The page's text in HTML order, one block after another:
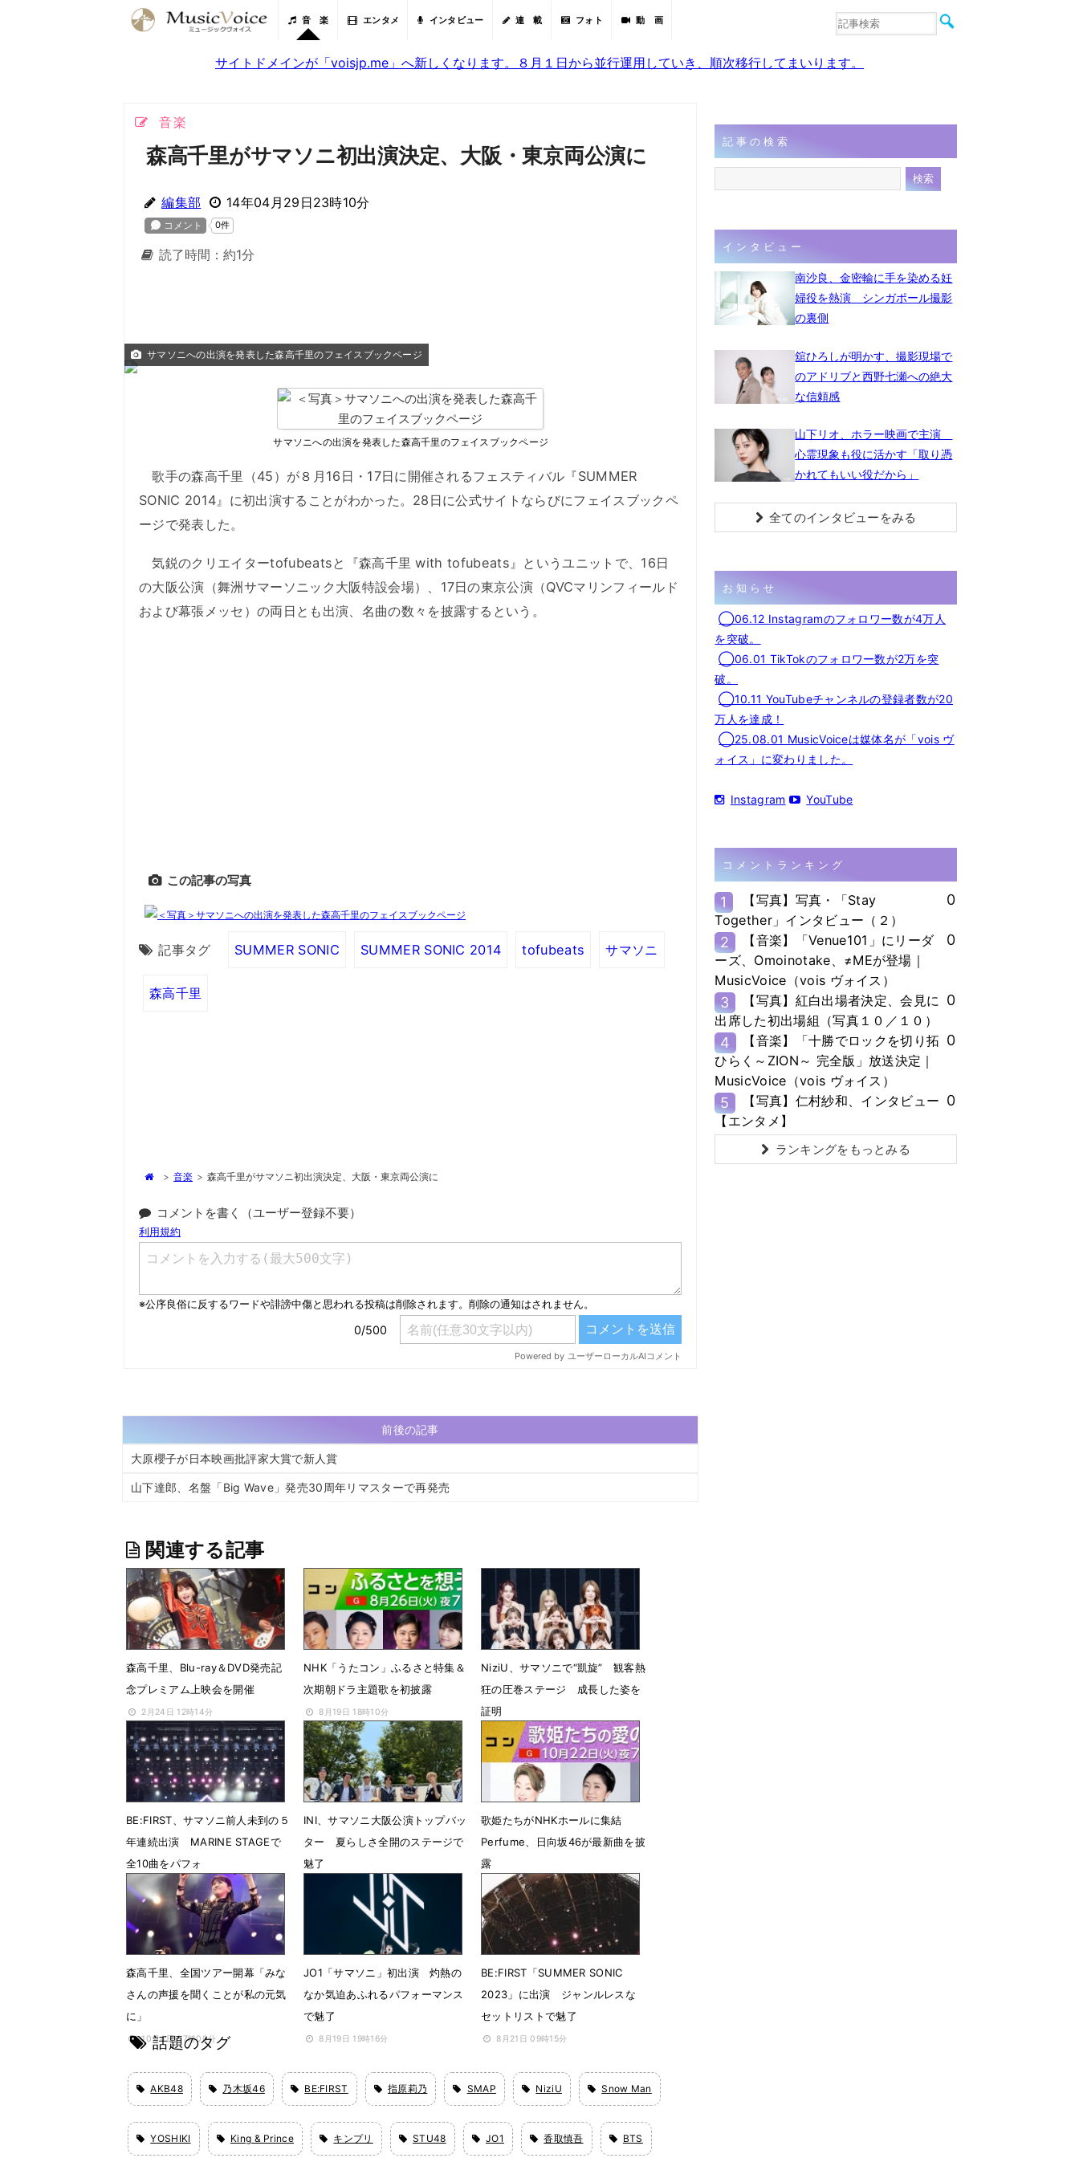
音 楽 エンタメ インタビュー 連 載 フォト 動 画
音楽
サイトドメインが「voisjp.me」へ新しくなります。８月１日から並行運用していき、順次移行してまいります。
音楽
森高千里がサマソニ初出演決定、大阪・東京両公演に
編集部 14年04月29日23時10分
読了時間：約1分
サマソニへの出演を発表した森高千里のフェイスブックページ
サマソニへの出演を発表した森高千里のフェイスブックページ
歌手の森高千里（45）が８月16日・17日に開催されるフェスティバル『SUMMER
SONIC 2014』に初出演することがわかった。28日に公式サイトならびにフェイスブックペ
ージで発表した。
気鋭のクリエイターtofubeatsと『森高千里 with tofubeats』というユニットで、16日
の大阪公演（舞洲サマーソニック大阪特設会場）、17日の東京公演（QVCマリンフィールド
および幕張メッセ）の両日とも出演、名曲の数々を披露するという。
この記事の写真
記事タグ SUMMER SONIC SUMMER SONIC 2014 tofubeats サマソニ
森高千里
> 音楽 > 森高千里がサマソニ初出演決定、大阪・東京両公演に
コメントを書く（ユーザー登録不要）
前後の記事
大原櫻子が日本映画批評家大賞で新人賞
山下達郎、名盤「Big Wave」発売30周年リマスターで再発売
関連する記事
森高千里、Blu-ray＆DVD発売記
念プレミアム上映会を開催
2月24日 12時14分
NHK「うたコン」ふるさと特集＆
次期朝ドラ主題歌を初披露
8月19日 18時10分
NiziU、サマソニで“凱旋” 観客熱
狂の圧巻ステージ 成長した姿を
証明
8月19日 17時00分
BE:FIRST、サマソニ前人未到の５
年連続出演 MARINE STAGEで
全10曲をパフォ
8月17日 18時52分
INI、サマソニ大阪公演トップバッ
ター 夏らしさ全開のステージで
魅了
8月16日 17時01分
歌姫たちがNHKホールに集結
Perfume、日向坂46が最新曲を披
露
10月15日 19時06分
森高千里、全国ツアー開幕「みな
さんの声援を聞くことが私の元気
に」
10月4日 07時00分
JO1「サマソニ」初出演 灼熱の
なか気迫あふれるパフォーマンス
で魅了
8月19日 19時16分
BE:FIRST「SUMMER SONIC
2023」に出演 ジャンルレスな
セットリストで魅了
8月21日 09時15分
話題のタグ
AKB48 乃木坂46 BE:FIRST 指原莉乃 SMAP NiziU Snow Man
YOSHIKI King & Prince キンプリ STU48 JO1 香取慎吾 BTS
記事の検索
インタビュー
南沙良、金密輸に手を染める妊
婦役を熱演 シンガポール撮影
の裏側
舘ひろしが明かす、撮影現場で
のアドリブと西野七瀬への絶大
な信頼感
山下リオ、ホラー映画で主演
心霊現象も役に活かす「取り憑
かれてもいい役だから」
全てのインタビューをみる
お知らせ
◯06.12 Instagramのフォロワー数が4万人
を突破。
◯06.01 TikTokのフォロワー数が2万を突
破。
◯10.11 YouTubeチャンネルの登録者数が20
万人を達成！
◯25.08.01 MusicVoiceは媒体名が「vois ヴ
ォイス」に変わりました。
Instagram YouTube
コメントランキング
1
【写真】写真・「Stay
Together」インタビュー（２）
0
2
【音楽】「Venue101」にリーダ
ーズ、Omoinotake、≠MEが登場｜
MusicVoice（vois ヴォイス）
0
3
【写真】紅白出場者決定、会見に
出席した初出場組（写真１０／１０）
0
4
【音楽】「十勝でロックを切り拓
ひらく～ZION～ 完全版」放送決定｜
MusicVoice（vois ヴォイス）
0
5
【写真】仁村紗和、インタビュー
【エンタメ】
0
ランキングをもっとみる